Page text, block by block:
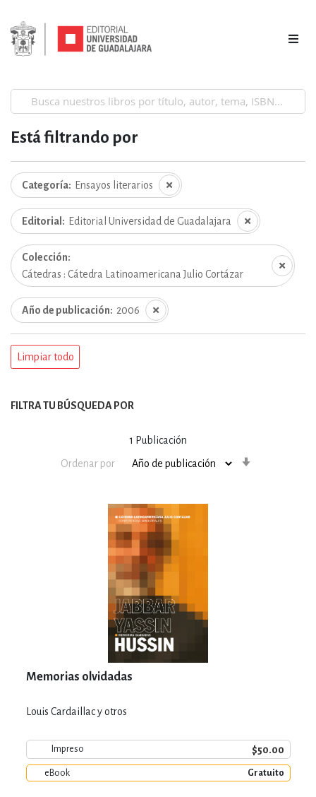
1 Publicación
Ordenar por
Memorias olvidadas
Louis Cardaillac y otros
Impreso $50.00
eBook Gratuito
Está filtrando por
Categoría Ensayos literarios
Editorial Editorial Universidad de Guadalajara
Colección
Cátedras : Cátedra Latinoamericana Julio Cortázar
Año de publicación 2006
Limpiar todo
FILTRA TU BÚSQUEDA POR